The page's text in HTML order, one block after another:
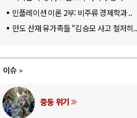
인플레이션 이론 2부: 비주류 경제학과 ..
만도 산재 유가족들 “김승모 사고 철저히..
이슈
AI와 인간